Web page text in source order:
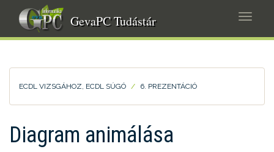
tartalomra
GevaPC Tudástár
ECDL VIZSGÁHOZ, ECDL SÚGÓ 6. PREZENTÁCIÓ
Diagram animálása